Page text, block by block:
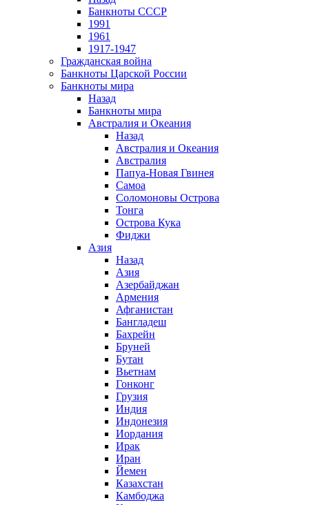
Банкноты СССР
1991
1961
1917-1947
Гражданская война
Банкноты Царской России
Банкноты мира
Назад
Банкноты мира
Австралия и Океания
Назад
Австралия и Океания
Австралия
Папуа-Новая Гвинея
Самоа
Соломоновы Острова
Тонга
Острова Кука
Фиджи
Азия
Назад
Азия
Азербайджан
Армения
Афганистан
Бангладеш
Бахрейн
Бруней
Бутан
Вьетнам
Гонконг
Грузия
Индия
Индонезия
Иордания
Ирак
Иран
Йемен
Казахстан
Камбоджа